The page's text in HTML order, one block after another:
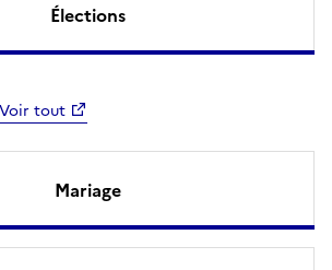
Élections
Voir tout
Mariage